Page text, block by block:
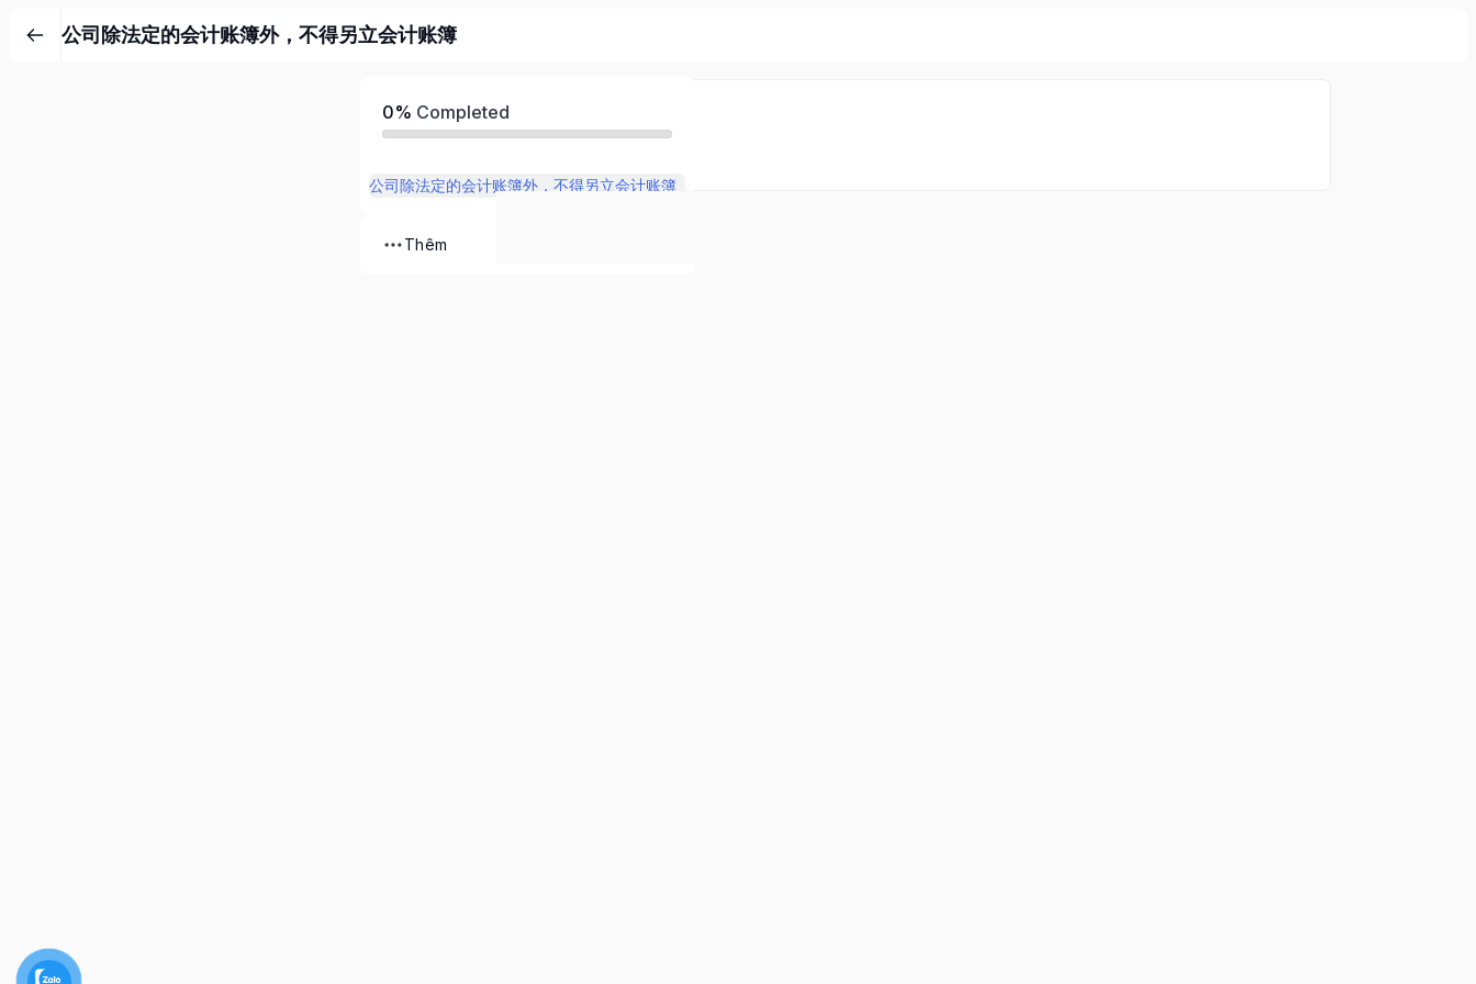
公司除法定的会计账簿外，不得另立会计账簿
0% Completed
公司除法定的会计账簿外，不得另立会计账簿
Thêm